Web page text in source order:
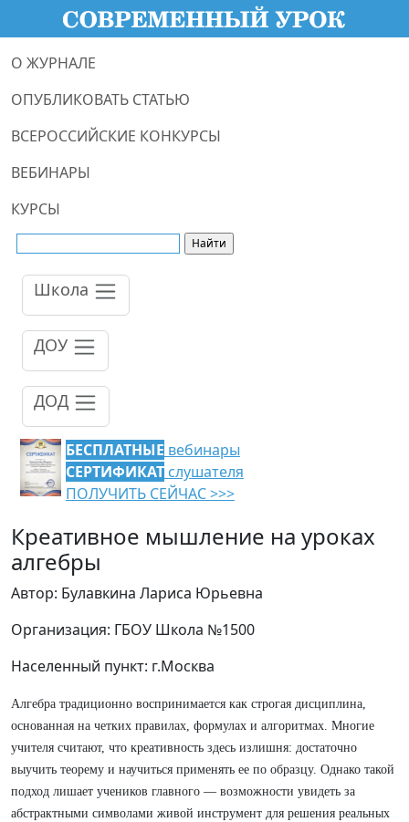
О ЖУРНАЛЕ
ОПУБЛИКОВАТЬ СТАТЬЮ
ВСЕРОССИЙСКИЕ КОНКУРСЫ
ВЕБИНАРЫ
КУРСЫ
Школа
ДОУ
ДОД
БЕСПЛАТНЫЕ вебинары
СЕРТИФИКАТ слушателя
ПОЛУЧИТЬ СЕЙЧАС >>>
Креативное мышление на уроках
алгебры
Автор: Булавкина Лариса Юрьевна
Организация: ГБОУ Школа №1500
Населенный пункт: г.Москва
Алгебра традиционно воспринимается как строгая дисциплина,
основанная на четких правилах, формулах и алгоритмах. Многие
учителя считают, что креативность здесь излишня: достаточно
выучить теорему и научиться применять ее по образцу. Однако такой
подход лишает учеников главного — возможности увидеть за
абстрактными символами живой инструмент для решения реальных